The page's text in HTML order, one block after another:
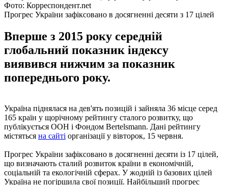
Фото: Корреспондент.net
Прогрес України зафіксовано в досягненні десяти з 17 цілей
Вперше з 2015 року середній
глобальний показник індексу
виявився нижчим за показник
попереднього року.
Україна піднялася на дев'ять позицій і зайняла 36 місце серед
165 країн у щорічному рейтингу сталого розвитку, що
публікується ООН і Фондом Bertelsmann. Дані рейтингу
містяться на сайті організації у вівторок, 15 червня.
Прогрес України зафіксовано в досягненні десяти із 17 цілей,
що визначають сталий розвиток країни в економічній,
соціальній та екологічній сферах. У жодній із базових цілей
Україна не погіршила свої позиції. Найбільший прогрес